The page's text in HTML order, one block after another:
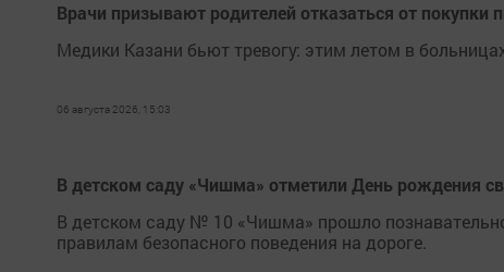
Врачи призывают родителей отказаться от покупки
Медики Казани бьют тревогу: этим летом в
06 августа 2026, 15:03
В детском саду «Чишма» отметили День рождения
В детском саду № 10 «Чишма» прошло
правилам безопасного поведения на дороге.